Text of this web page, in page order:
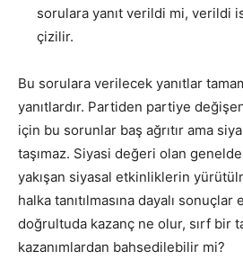
sorulara yanıt verildi mi, verildi
çizilir.
Bu sorulara verilecek yanıtlar
yanıtlardır. Partiden partiye
için bu sorunlar baş ağrıtır ama
taşımaz. Siyasi değeri olan
yakışan siyasal etkinliklerin
halka tanıtılmasına dayalı
doğrultuda kazanç ne olur, sırf bir
kazanımlardan bahsedilebilir mi?